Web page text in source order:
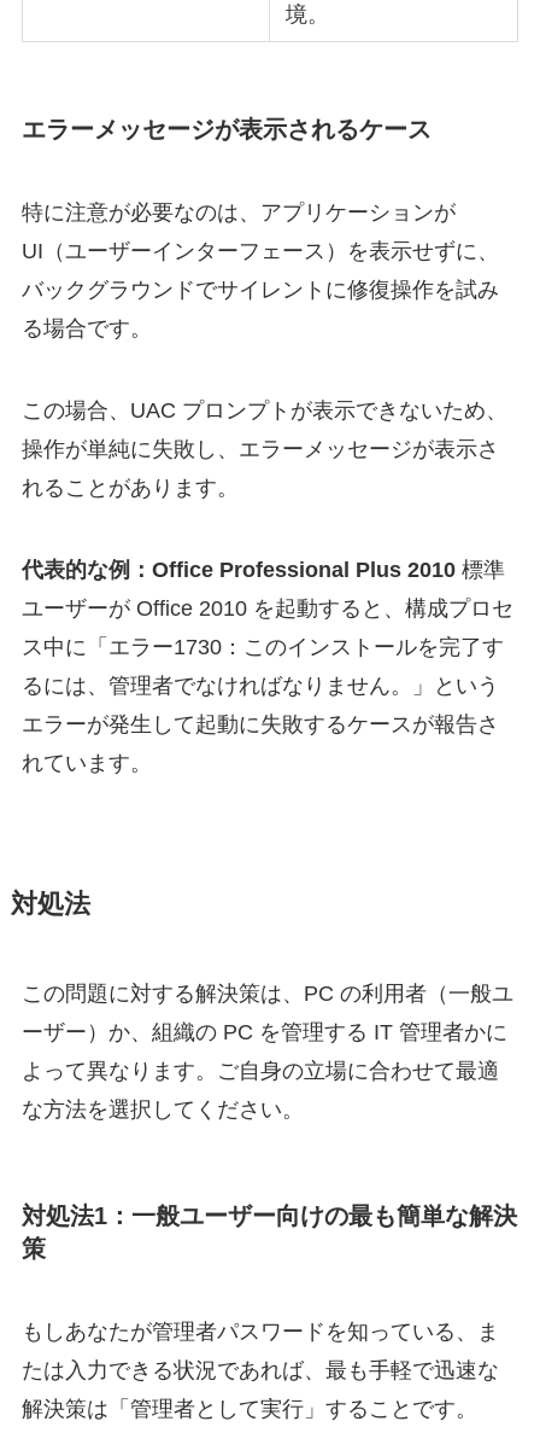
境。
エラーメッセージが表示されるケース
特に注意が必要なのは、アプリケーションが
UI（ユーザーインターフェース）を表示せずに、
バックグラウンドでサイレントに修復操作を試み
る場合です。
この場合、UAC プロンプトが表示できないため、
操作が単純に失敗し、エラーメッセージが表示さ
れることがあります。
代表的な例：Office Professional Plus 2010標準
ユーザーが Office 2010 を起動すると、構成プロセ
ス中に「エラー1730：このインストールを完了す
るには、管理者でなければなりません。」という
エラーが発生して起動に失敗するケースが報告さ
れています。
対処法
この問題に対する解決策は、PC の利用者（一般ユ
ーザー）か、組織の PC を管理する IT 管理者かに
よって異なります。ご自身の立場に合わせて最適
な方法を選択してください。
対処法1：一般ユーザー向けの最も簡単な解決
策
もしあなたが管理者パスワードを知っている、ま
たは入力できる状況であれば、最も手軽で迅速な
解決策は「管理者として実行」することです。